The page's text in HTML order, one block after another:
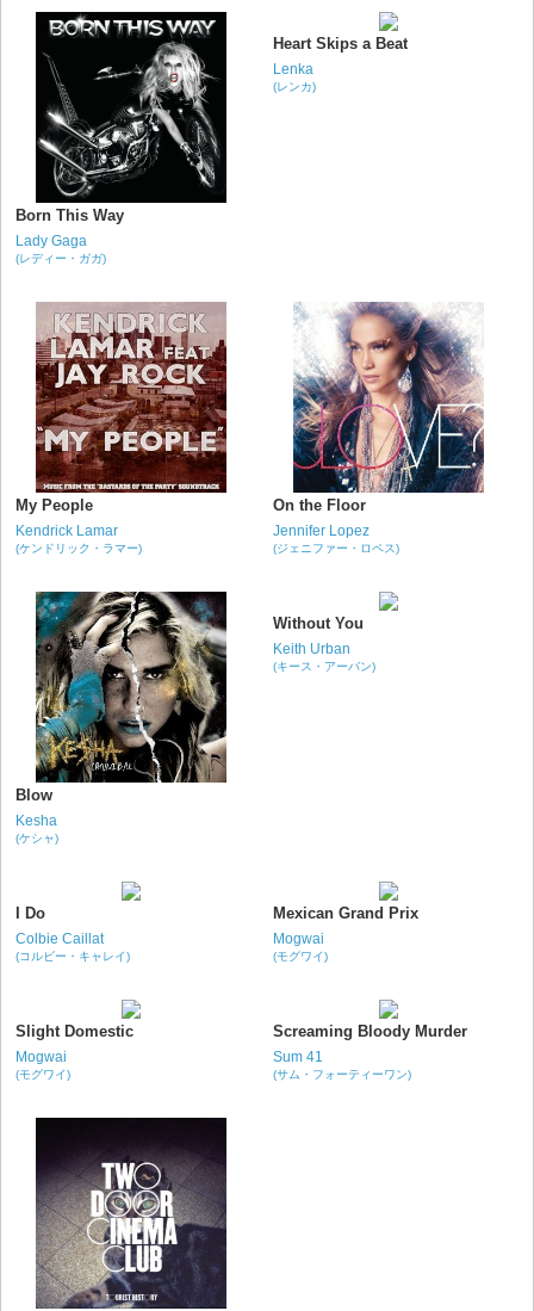
Born This Way
Lady Gaga
(レディー・ガガ)
Heart Skips a Beat
Lenka
(レンカ)
My People
Kendrick Lamar
(ケンドリック・ラマー)
On the Floor
Jennifer Lopez
(ジェニファー・ロペス)
Blow
Kesha
(ケシャ)
Without You
Keith Urban
(キース・アーバン)
I Do
Colbie Caillat
(コルビー・キャレイ)
Mexican Grand Prix
Mogwai
(モグワイ)
Slight Domestic
Mogwai
(モグワイ)
Screaming Bloody Murder
Sum 41
(サム・フォーティーワン)